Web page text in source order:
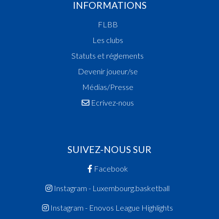
Champion des Fillettes
Vainqueur Coupe de Luxembourg
Champion de Luxembourg
Vainqueur Coupe de Luxembourg
Champion des Espoirs Hommes
Champion de Luxembourg
Vainqueur Coupe de Luxembourg
INFORMATIONS
FLBB
Les clubs
Statuts et réglements
Devenir joueur/se
Médias/Presse
Ecrivez-nous
SUIVEZ-NOUS SUR
Facebook
Instagram - Luxembourg.basketball
Instagram - Enovos League Highlights